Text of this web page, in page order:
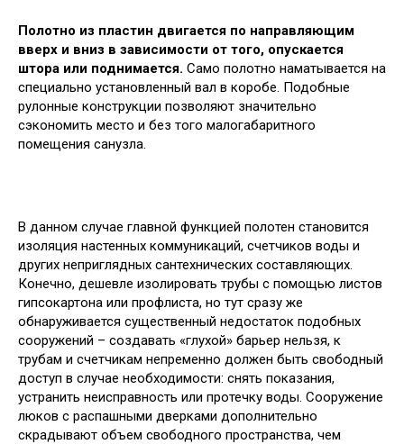
Полотно из пластин двигается по направляющим
вверх и вниз в зависимости от того, опускается
штора или поднимается. Само полотно наматывается на
специально установленный вал в коробе. Подобные
рулонные конструкции позволяют значительно
сэкономить место и без того малогабаритного
помещения санузла.
В данном случае главной функцией полотен становится
изоляция настенных коммуникаций, счетчиков воды и
других неприглядных сантехнических составляющих.
Конечно, дешевле изолировать трубы с помощью листов
гипсокартона или профлиста, но тут сразу же
обнаруживается существенный недостаток подобных
сооружений – создавать «глухой» барьер нельзя, к
трубам и счетчикам непременно должен быть свободный
доступ в случае необходимости: снять показания,
устранить неисправность или протечку воды. Сооружение
люков с распашными дверками дополнительно
скрадывают объем свободного пространства, чем